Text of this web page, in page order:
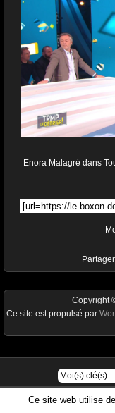
Enora Malagré dans
Partager
Ce site web utilise
Copyright
Ce site est propulsé par